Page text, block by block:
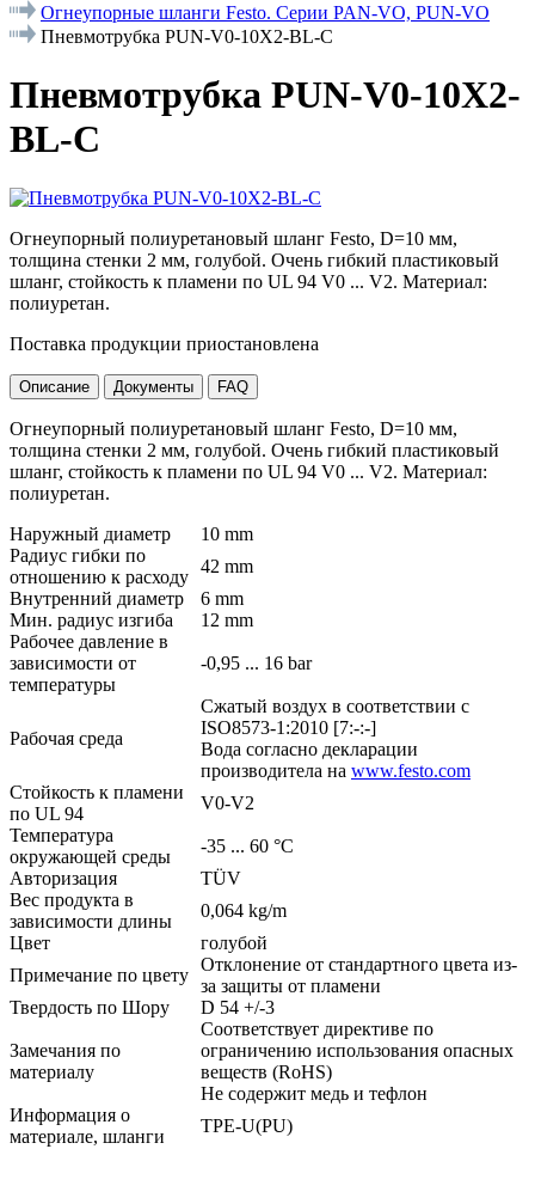
Огнеупорные шланги Festo. Серии PAN-VO, PUN-VO
Пневмотрубка PUN-V0-10X2-BL-C
Пневмотрубка PUN-V0-10X2-
BL-C
Огнеупорный полиуретановый шланг Festo, D=10 мм,
толщина стенки 2 мм, голубой. Очень гибкий пластиковый
шланг, стойкость к пламени по UL 94 V0 ... V2. Материал:
полиуретан.
Поставка продукции приостановлена
Описание Документы FAQ
Огнеупорный полиуретановый шланг Festo, D=10 мм,
толщина стенки 2 мм, голубой. Очень гибкий пластиковый
шланг, стойкость к пламени по UL 94 V0 ... V2. Материал:
полиуретан.
Наружный диаметр
10 mm
Радиус гибки по
отношению к расходу
42 mm
Внутренний диаметр
6 mm
Мин. радиус изгиба
12 mm
Рабочее давление в
зависимости от
температуры
-0,95 ... 16 bar
Рабочая среда
Сжатый воздух в соответствии с
ISO8573-1:2010 [7:-:-]
Вода согласно декларации
производитела на www.festo.com
Стойкость к пламени
по UL 94
V0-V2
Температура
окружающей среды
-35 ... 60 °C
Авторизация
TÜV
Вес продукта в
зависимости длины
0,064 kg/m
Цвет
голубой
Примечание по цвету
Отклонение от стандартного цвета из-
за защиты от пламени
Твердость по Шору
D 54 +/-3
Замечания по
материалу
Соответствует директиве по
ограничению использования опасных
веществ (RoHS)
Не содержит медь и тефлон
Информация о
материале, шланги
TPE-U(PU)